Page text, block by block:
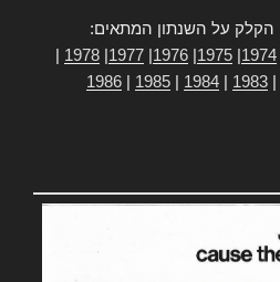
הקלק על השנתון המתאים:
1974
1975
1976
1977
1978
1983
1984
1985
1986